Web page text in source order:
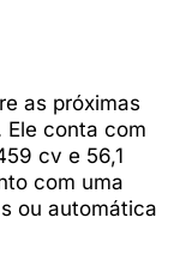
as próximas
Ele conta com
cv e 56,1
com uma
ou automática